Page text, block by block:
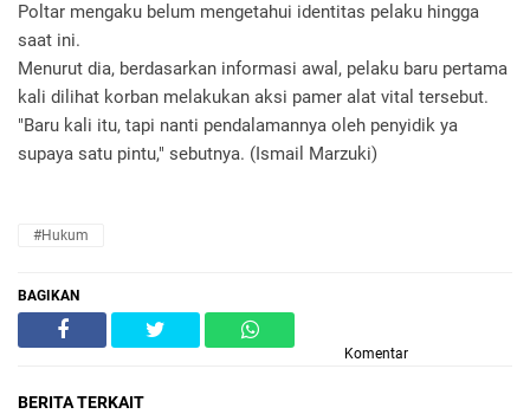
Poltar mengaku belum mengetahui identitas pelaku hingga
saat ini.
Menurut dia, berdasarkan informasi awal, pelaku baru pertama
kali dilihat korban melakukan aksi pamer alat vital tersebut.
"Baru kali itu, tapi nanti pendalamannya oleh penyidik ya
supaya satu pintu," sebutnya. (Ismail Marzuki)
#Hukum
BAGIKAN
Komentar
BERITA TERKAIT